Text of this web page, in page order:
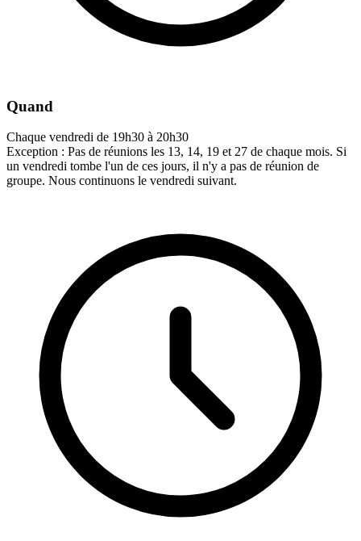
Quand
Chaque vendredi de 19h30 à 20h30
Exception : Pas de réunions les 13, 14, 19 et 27 de chaque mois. Si
un vendredi tombe l'un de ces jours, il n'y a pas de réunion de
groupe. Nous continuons le vendredi suivant.